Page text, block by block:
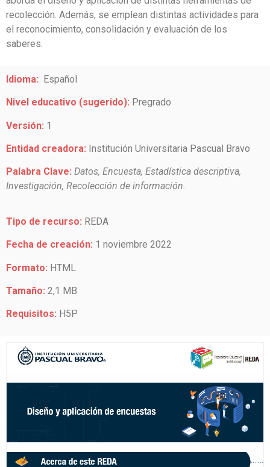
recolección. Además, se emplean distintas actividades para
el reconocimiento, consolidación y evaluación de los
saberes.
Idioma: Español
Nivel educativo (sugerido): Pregrado
Versión: 1
Entidad creadora: Institución Universitaria Pascual Bravo
Palabra Clave: Datos, Encuesta, Estadística descriptiva,
Investigación, Recolección de información.
Tipo de recurso: REDA
Fecha de creación: 1 noviembre 2022
Formato: HTML
Tamaño: 2,1 MB
Requisitos: H5P